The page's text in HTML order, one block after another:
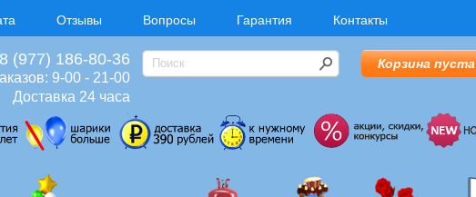
Отзывы Вопросы Гарантия Контакты
8 (977) 186-80-36
9-00 - 21-00
Доставка 24 часа
Корзина пуста